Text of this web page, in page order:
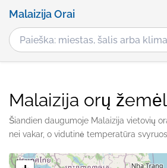
Malaizija Orai
Malaizija orų
Šiandien daugumoje Malaizija vietovių
nei vakar, o vidutinė temperatūra svyruos